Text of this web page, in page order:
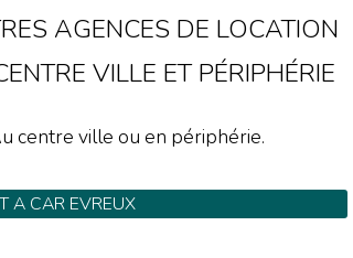
AGENCES DE LOCATION
VILLE ET PÉRIPHÉRIE
centre ville ou en périphérie.
A CAR EVREUX